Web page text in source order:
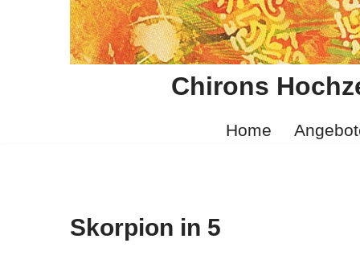
Chirons
Home
Skorpion in 5